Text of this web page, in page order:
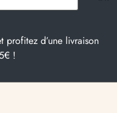
profitez d’une livraison
!